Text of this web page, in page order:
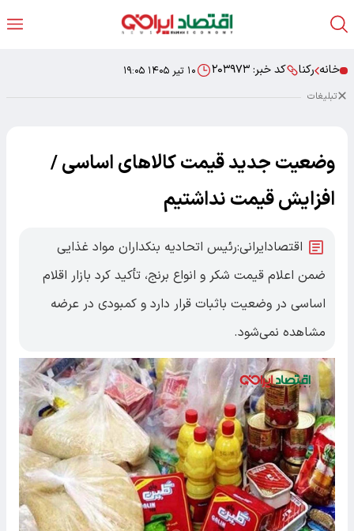
خانه رکنا کد خبر: ۲۰۳۹۷۳ ۱۰ تیر ۱۴۰۵ ۱۹:۰۵
تبلیغات
وضعیت جدید قیمت کالاهای اساسی /
افزایش قیمت نداشتیم
اقتصادایرانی:رئیس اتحادیه بنکداران مواد غذایی
ضمن اعلام قیمت شکر و انواع برنج، تأکید کرد بازار اقلام
اساسی در وضعیت باثبات قرار دارد و کمبودی در عرضه
مشاهده نمی‌شود.